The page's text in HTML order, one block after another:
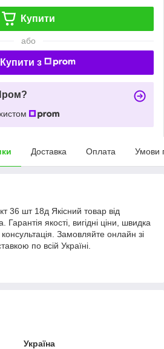
Купити
або
Купити з
Доставка Оплата Умови
36 шт 18д Якісний товар від
Гарантія якості, вигідні ціни, швидка
Замовляйте онлайн зі
по всій Україні.
Україна